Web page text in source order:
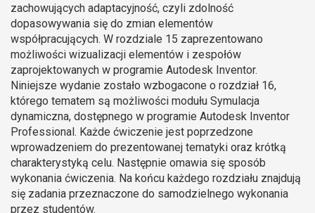
zachowujących adaptacyjność, czyli zdolność
dopasowywania się do zmian elementów
współpracujących. W rozdziale 15 zaprezentowano
możliwości wizualizacji elementów i zespołów
zaprojektowanych w programie Autodesk Inventor.
Niniejsze wydanie zostało wzbogacone o rozdział 16,
którego tematem są możliwości modułu Symulacja
dynamiczna, dostępnego w programie Autodesk Inventor
Professional. Każde ćwiczenie jest poprzedzone
wprowadzeniem do prezentowanej tematyki oraz krótką
charakterystyką celu. Następnie omawia się sposób
wykonania ćwiczenia. Na końcu każdego rozdziału znajdują
się zadania przeznaczone do samodzielnego wykonania
przez studentów.